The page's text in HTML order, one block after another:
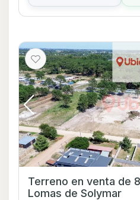
Terreno en venta de
Lomas de Solymar